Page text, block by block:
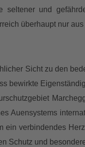
und
überhaupt nur
Sicht zu den
bewirkte
Auensystems
verbindendes
Schutz und